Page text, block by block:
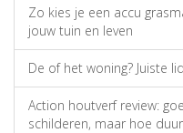
Zo kies je een accu
jouw tuin en leven
De of het woning? Juiste
Action houtverf review:
schilderen, maar hoe